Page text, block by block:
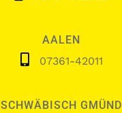
AALEN
07361-42011
SCHWÄBISCH GMÜND